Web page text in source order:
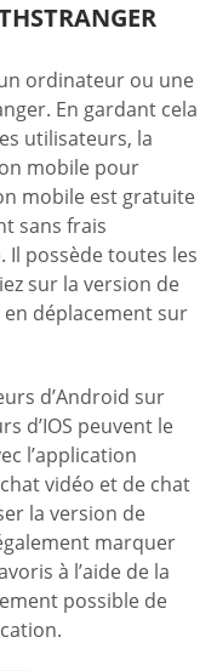
ordinateur ou une
En gardant cela
utilisateurs, la
mobile pour
mobile est gratuite
sans frais
Il possède toutes les
sur la version de
en déplacement sur
d’Android sur
d’IOS peuvent le
l’application
vidéo et de chat
la version de
marquer
à l’aide de la
possible de